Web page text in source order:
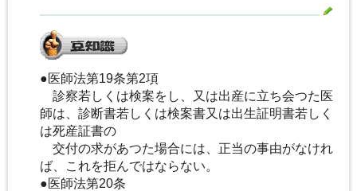
●医師法第19条第2項
診察若しくは検案をし、又は出産に立ち会つた医
師は、診断書若しくは検案書又は出生証明書若しく
は死産証書の
交付の求があつた場合には、正当の事由がなけれ
ば、これを拒んではならない。
●医師法第20条